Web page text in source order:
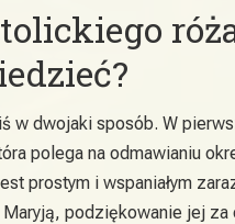
w dwojaki sposób. W
polega na odmawianiu
prostym i wspaniałym
podziękowanie jej za